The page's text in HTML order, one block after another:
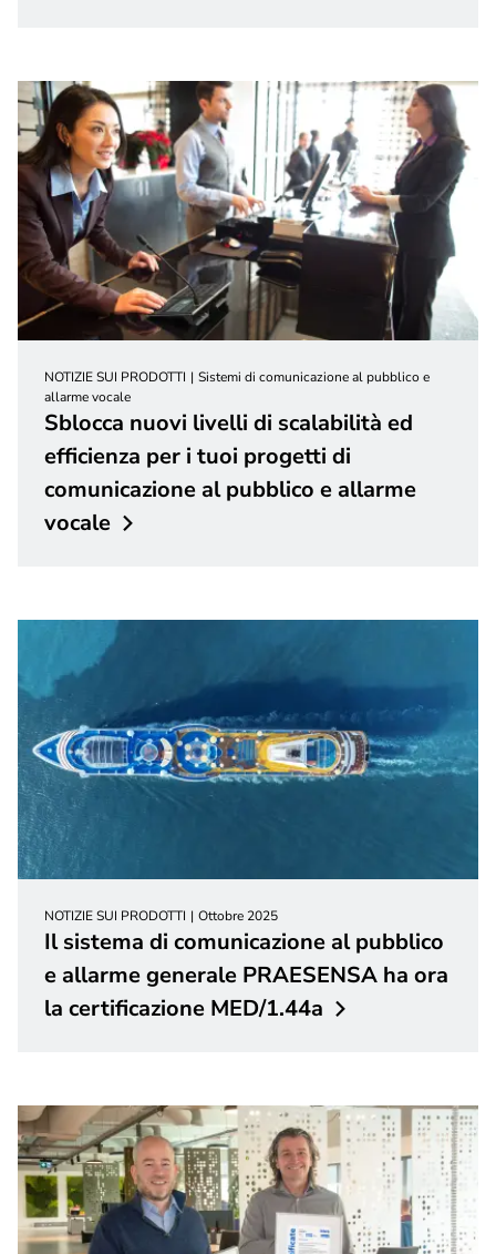
NOTIZIE SUI PRODOTTI
Sistemi di comunicazione al pubblico e
allarme vocale
Sblocca nuovi livelli di scalabilità ed
efficienza per i tuoi progetti di
comunicazione al pubblico e allarme
vocale
NOTIZIE SUI PRODOTTI Ottobre 2025
Il sistema di comunicazione al pubblico
e allarme generale PRAESENSA ha ora
la certificazione MED/1.44a